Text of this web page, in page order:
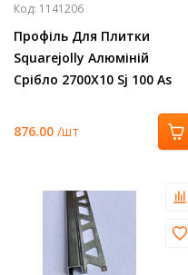
Код: 1141206
Профіль Для Плитки
Squarejolly Алюміній
Срібло 2700Х10 Sj 100 As
876.00 /шт